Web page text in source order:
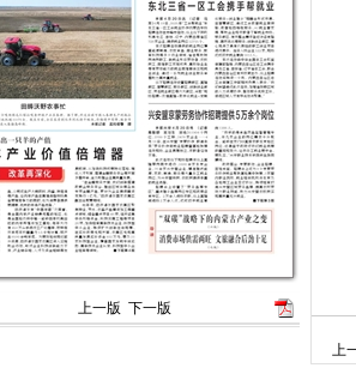
上一版 下一版
上